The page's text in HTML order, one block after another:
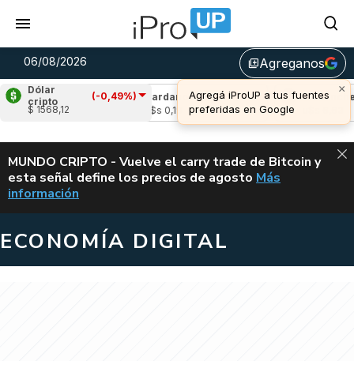
06/08/2026 library_addAgreganos
×
Agregá iProUP a tus fuentes
preferidas en Google
Dólar
cripto
(-0,49%)
$ 1568,12
(-1,00%)
Cardano
(-0,47%)
u$s 0,19
Avalanche
u$s 6,63
ALERTA
MUNDO CRIPTO - Vuelve el carry trade de Bitcoin y
esta señal define los precios de agosto VUELVE EL
Más
información
ECONOMÍA DIGITAL